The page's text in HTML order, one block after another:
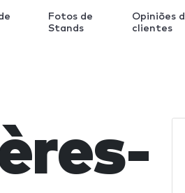
Fotos de
Stands
Opiniões
clientes